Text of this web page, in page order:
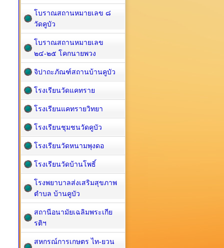
โบราณสถานหมายเลข ๘
วัดคูบัว
โบราณสถานหมายเลข
๒๔-๒๕ โคกนายพวง
จิปาถะภัณฑ์สถานบ้านคูบัว
โรงเรียนวัดแคทราย
โรงเรียนแคทรายวิทยา
โรงเรียนชุมชนวัดคูบัว
โรงเรียนวัดหนามพุงดอ
โรงเรียนวัดบ้านโพธิ์
โรงพยาบาลส่งเสริมสุขภาพ
ตำบล บ้านคูบัว
สถานีอนามัยเฉลิมพระเกีย
รติฯ
สหกรณ์การเกษตร ไท-ยวน